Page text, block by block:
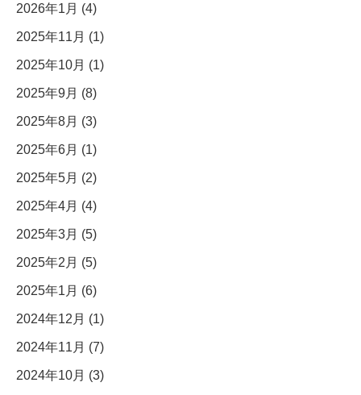
2026年1月 (4)
2025年11月 (1)
2025年10月 (1)
2025年9月 (8)
2025年8月 (3)
2025年6月 (1)
2025年5月 (2)
2025年4月 (4)
2025年3月 (5)
2025年2月 (5)
2025年1月 (6)
2024年12月 (1)
2024年11月 (7)
2024年10月 (3)